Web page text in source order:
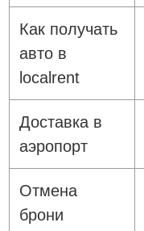
Как получать
авто в
localrent
Доставка в
аэропорт
Отмена
брони